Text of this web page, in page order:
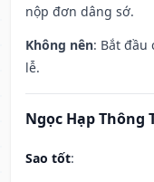
nộp đơn dâng sớ.
Không nên: Bắt đầu
lễ.
Ngọc Hạp Thông
Sao tốt: